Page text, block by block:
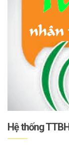
Hệ thống